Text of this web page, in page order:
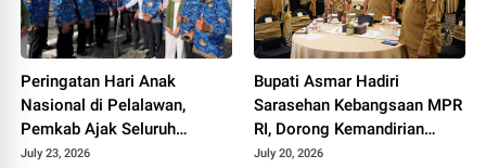
Peringatan Hari Anak
Nasional di Pelalawan,
Pemkab Ajak Seluruh
Elemen Wujudkan Generasi
July 23, 2026
Bupati Asmar Hadiri
Sarasehan Kebangsaan MPR
RI, Dorong Kemandirian
Fiskal Daerah
July 20, 2026